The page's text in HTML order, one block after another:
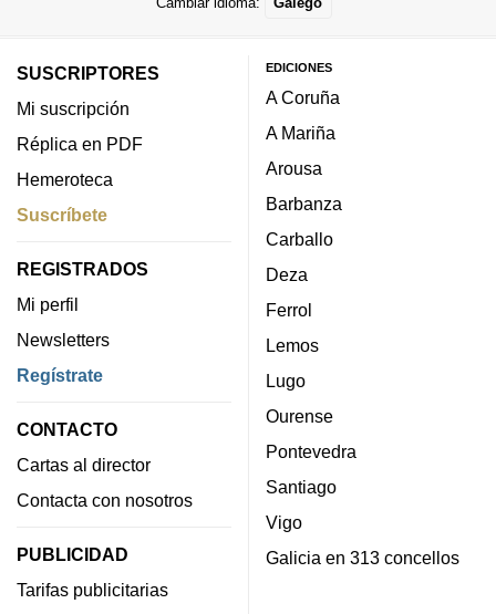
SUSCRIPTORES
Mi suscripción
Réplica en PDF
Hemeroteca
Suscríbete
REGISTRADOS
Mi perfil
Newsletters
Regístrate
CONTACTO
Cartas al director
Contacta con nosotros
PUBLICIDAD
Tarifas publicitarias
EDICIONES
A Coruña
A Mariña
Arousa
Barbanza
Carballo
Deza
Ferrol
Lemos
Lugo
Ourense
Pontevedra
Santiago
Vigo
Galicia en 313 concellos